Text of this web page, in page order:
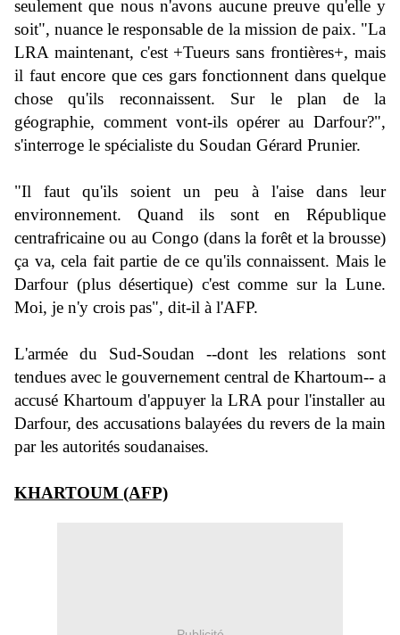
seulement que nous n'avons aucune preuve qu'elle y
soit", nuance le responsable de la mission de paix. "La
LRA maintenant, c'est +Tueurs sans frontières+, mais
il faut encore que ces gars fonctionnent dans quelque
chose qu'ils reconnaissent. Sur le plan de la
géographie, comment vont-ils opérer au Darfour?",
s'interroge le spécialiste du Soudan Gérard Prunier.
"Il faut qu'ils soient un peu à l'aise dans leur
environnement. Quand ils sont en République
centrafricaine ou au Congo (dans la forêt et la brousse)
ça va, cela fait partie de ce qu'ils connaissent. Mais le
Darfour (plus désertique) c'est comme sur la Lune.
Moi, je n'y crois pas", dit-il à l'AFP.
L'armée du Sud-Soudan --dont les relations sont
tendues avec le gouvernement central de Khartoum-- a
accusé Khartoum d'appuyer la LRA pour l'installer au
Darfour, des accusations balayées du revers de la main
par les autorités soudanaises.
KHARTOUM (AFP)